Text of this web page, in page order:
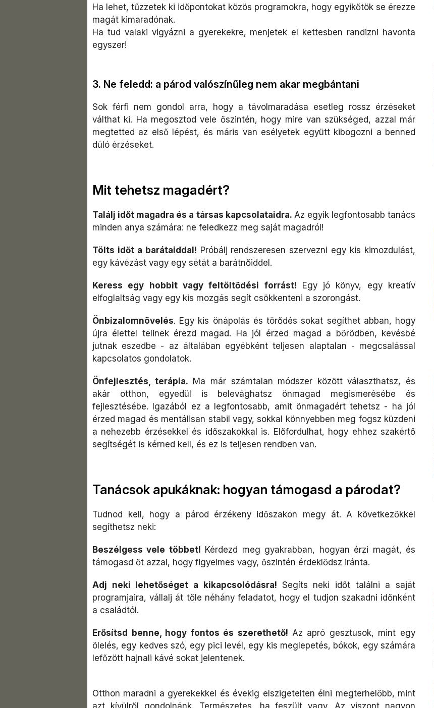
Ha lehet, tűzzetek ki időpontokat közös programokra, hogy egyikőtök se érezze
magát kimaradónak.
Ha tud valaki vigyázni a gyerekekre, menjetek el kettesben randizni havonta
egyszer!
3. Ne feledd: a párod valószínűleg nem akar megbántani
Sok férfi nem gondol arra, hogy a távolmaradása esetleg rossz érzéseket
válthat ki. Ha megosztod vele őszintén, hogy mire van szükséged, azzal már
megtetted az első lépést, és máris van esélyetek együtt kibogozni a benned
dúló érzéseket.
Mit tehetsz magadért?
Találj időt magadra és a társas kapcsolataidra. Az egyik legfontosabb tanács
minden anya számára: ne feledkezz meg saját magadról!
Tölts időt a barátaiddal! Próbálj rendszeresen szervezni egy kis kimozdulást,
egy kávézást vagy egy sétát a barátnőiddel.
Keress egy hobbit vagy feltöltődési forrást! Egy jó könyv, egy kreatív
elfoglaltság vagy egy kis mozgás segít csökkenteni a szorongást.
Önbizalomnövelés. Egy kis önápolás és törődés sokat segíthet abban, hogy
újra élettel telinek érezd magad. Ha jól érzed magad a bőrödben, kevésbé
jutnak eszedbe - az általában egyébként teljesen alaptalan - megcsalással
kapcsolatos gondolatok.
Önfejlesztés, terápia. Ma már számtalan módszer között választhatsz, és
akár otthon, egyedül is belevághatsz önmagad megismerésébe és
fejlesztésébe. Igazából ez a legfontosabb, amit önmagadért tehetsz - ha jól
érzed magad és mentálisan stabil vagy, sokkal könnyebben meg fogsz küzdeni
a nehezebb érzésekkel és időszakokkal is. Előfordulhat, hogy ehhez szakértő
segítségét is kérned kell, és ez is teljesen rendben van.
Tanácsok apukáknak: hogyan támogasd a párodat?
Tudnod kell, hogy a párod érzékeny időszakon megy át. A következőkkel
segíthetsz neki:
Beszélgess vele többet! Kérdezd meg gyakrabban, hogyan érzi magát, és
támogasd őt azzal, hogy figyelmes vagy, őszintén érdeklődsz iránta.
Adj neki lehetőséget a kikapcsolódásra! Segíts neki időt találni a saját
programjaira, vállalj át tőle néhány feladatot, hogy el tudjon szakadni időnként
a családtól.
Erősítsd benne, hogy fontos és szerethető! Az apró gesztusok, mint egy
ölelés, egy kedves szó, egy pici levél, egy kis meglepetés, bókok, egy számára
lefőzött hajnali kávé sokat jelentenek.
Otthon maradni a gyerekekkel és évekig elszigetelten élni megterhelőbb, mint
azt kívülről gondolnánk. Természetes, ha feszült vagy. Az viszont nagyon